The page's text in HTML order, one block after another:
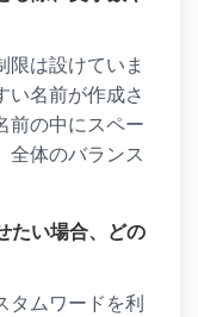
限は設けていま
い名前が作成さ
前の中にスペー
全体のバランス
たい場合、どの
タムワードを利